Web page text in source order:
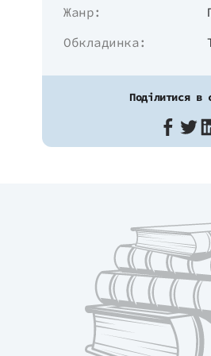
Жанр:
Обкладинка:
Поділитися в